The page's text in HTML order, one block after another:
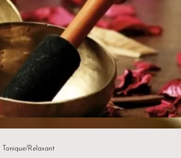
Tonique/Relaxant